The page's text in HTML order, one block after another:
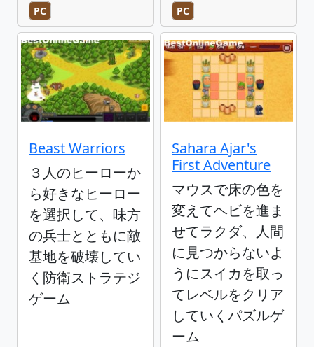
PC PC
Beast Warriors
３人のヒーローか
ら好きなヒーロー
を選択して、味方
の兵士とともに敵
基地を破壊してい
く防衛ストラテジ
ゲーム
Sahara Ajar's
First Adventure
マウスで床の色を
変えてヘビを進ま
せてラクダ、人間
に見つからないよ
うにスイカを取っ
てレベルをクリア
していくパズルゲ
ーム